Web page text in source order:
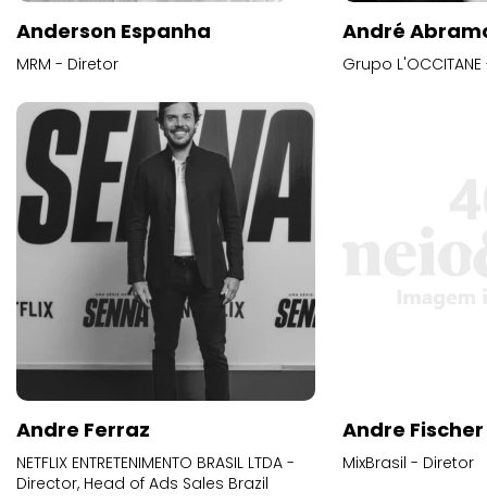
Anderson Espanha
MRM - Diretor
André
Grupo
Andre Ferraz
NETFLIX ENTRETENIMENTO BRASIL LTDA -
Director, Head of Ads Sales Brazil
Andre Fischer
MixBrasil - Diretor